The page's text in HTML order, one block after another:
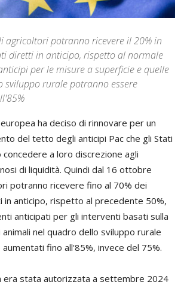
agricoltori potranno ricevere il 20% in
diretti in anticipo, rispetto al normale
per le misure a superficie e quelle
sviluppo rurale potranno essere
ha deciso di rinnovare per un
del tetto degli anticipi Pac che gli Stati
a loro discrezione agli
di liquidità. Quindi dal 16 ottobre
potranno ricevere fino al 70% dei
in anticipo, rispetto al precedente 50%,
anticipati per gli interventi basati sulla
nel quadro dello sviluppo rurale
fino all'85%, invece del 75%.
era stata autorizzata a settembre 2024